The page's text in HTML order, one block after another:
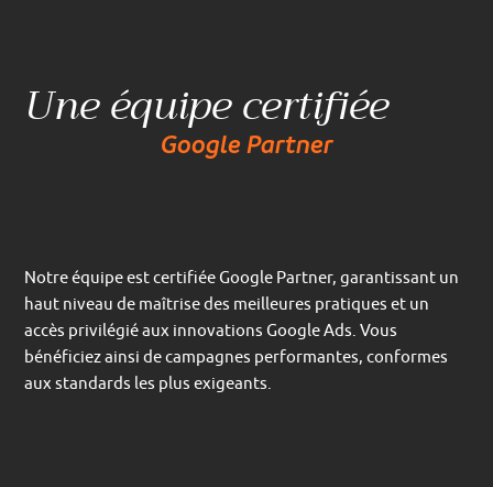
Une équipe certifiée
Google Partner
Notre équipe est certifiée Google Partner, garantissant un
haut niveau de maîtrise des meilleures pratiques et un
accès privilégié aux innovations Google Ads. Vous
bénéficiez ainsi de campagnes performantes, conformes
aux standards les plus exigeants.